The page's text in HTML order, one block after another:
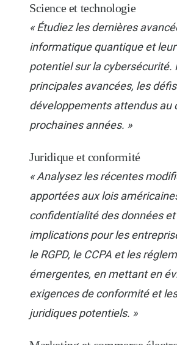
Science et technologie
« Étudiez les dernières
informatique quantique et
potentiel sur la cybersécurité.
principales avancées, les
développements attendus au
prochaines années. »
Juridique et conformité
« Analysez les récentes
apportées aux lois
confidentialité des données
implications pour les
le RGPD, le CCPA et les
émergentes, en mettant en
exigences de conformité et
juridiques potentiels. »